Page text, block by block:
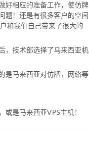
好相应的准备工作，使仿牌
题！还是有很多客户的空间
和我们自己带来了很大的
，技术部选择了马来西亚机
是马来西亚对仿牌，网络等
是马来西亚VPS主机！